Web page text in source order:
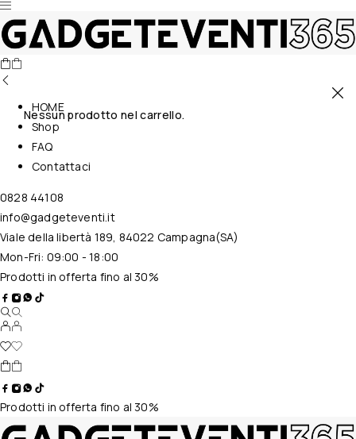
Nessun prodotto nel carrello.
HOME
Shop
FAQ
Contattaci
0828 44108
info@gadgeteventi.it
Viale della libertà 189, 84022 Campagna(SA)
Mon-Fri: 09:00 - 18:00
Prodotti in offerta fino al 30%
Prodotti in offerta fino al 30%